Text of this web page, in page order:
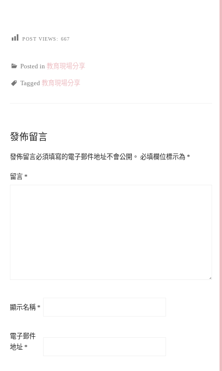
POST VIEWS: 667
Posted in 教育現場分享
Tagged 教育現場分享
發佈留言
發佈留言必須填寫的電子郵件地址不會公開。 必填欄位標示為 *
留言 *
顯示名稱 *
電子郵件
地址 *